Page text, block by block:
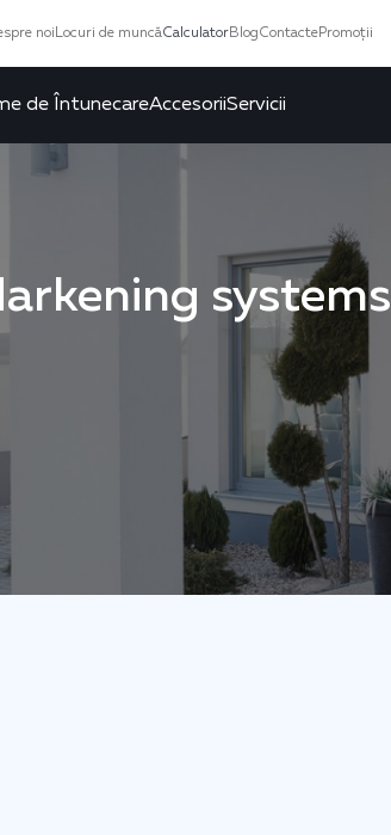
noi Locuri de muncăCalculatorBlogContactePromoții
de ÎntunecareAccesoriiServicii
systems